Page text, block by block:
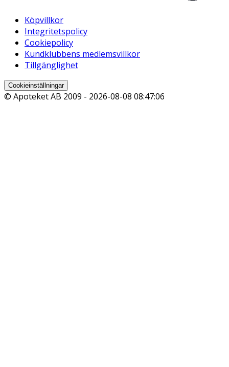
Köpvillkor
Integritetspolicy
Cookiepolicy
Kundklubbens medlemsvillkor
Tillgänglighet
Cookieinställningar
© Apoteket AB 2009 - 2026-08-08 08:47:06